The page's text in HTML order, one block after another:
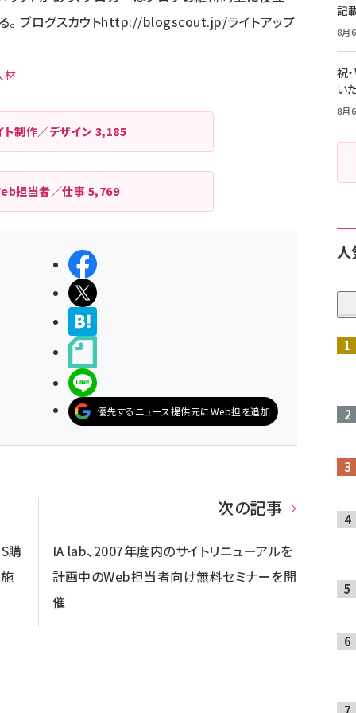
ブログスカウトhttp://blogscout.jp/ライトアップ
材
ト制作／デザイン 3,185
担当者／仕事 5,769
シェアする
ポストする
LINEで送る
優先するニュース提供元にWeb担を追加
購
次の記事
IA lab、2007年度内のサイトリニューアルを
計画中のWeb担当者向け無料セミナーを開
催
記
8月
祝
い
8月